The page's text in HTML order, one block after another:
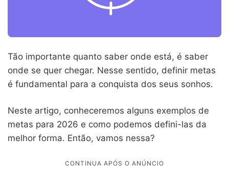
Tão importante quanto saber onde está, é saber
onde se quer chegar. Nesse sentido, definir metas
é fundamental para a conquista dos seus sonhos.
Neste artigo, conheceremos alguns exemplos de
metas para 2026 e como podemos defini-las da
melhor forma. Então, vamos nessa?